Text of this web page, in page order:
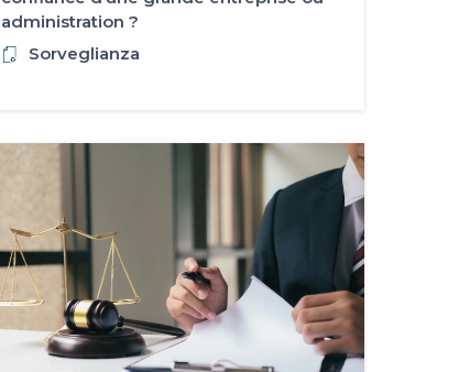
administration ?
Sorveglianza